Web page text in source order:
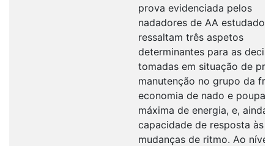
prova evidenciada pelos
nadadores de AA estudados,
ressaltam três aspetos
determinantes para as
tomadas em situação de
manutenção no grupo da
economia de nado e
máxima de energia, e, ainda,
capacidade de resposta às
mudanças de ritmo. Ao nível